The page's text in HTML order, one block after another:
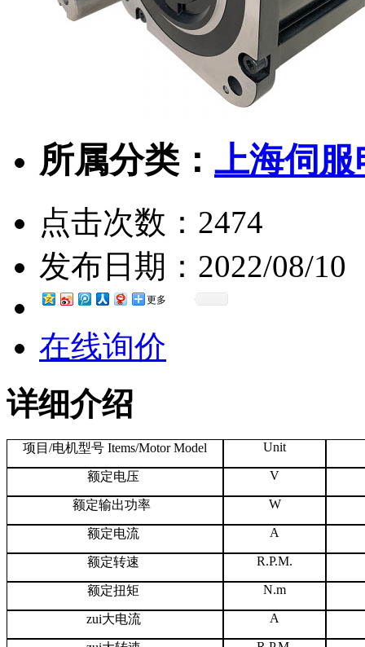
所属分类： 上海伺服
点击次数： 2474
发布日期： 2022/08/10
更多
在线询价
详细介绍
项目/电机型号 Items/Motor Model Unit
额定电压 V
额定输出功率 W
额定电流 A
额定转速 R.P.M.
额定扭矩 N.m
zui大电流 A